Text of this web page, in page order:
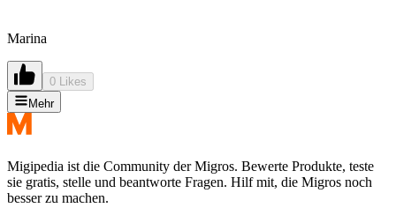
Marina
0 Likes
Mehr
Migipedia ist die Community der Migros. Bewerte Produkte, teste
sie gratis, stelle und beantworte Fragen. Hilf mit, die Migros noch
besser zu machen.